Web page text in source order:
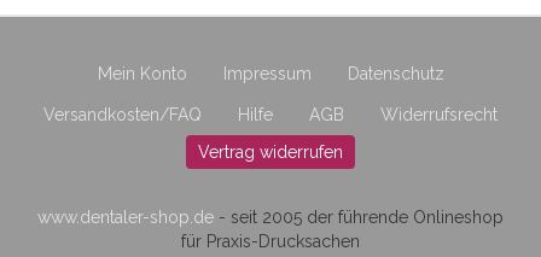
Mein Konto Impressum Datenschutz
Versandkosten/FAQ Hilfe AGB
Widerrufsrecht
Vertrag widerrufen
www.dentaler-shop.de - seit 2005 der führende Onlineshop
für Praxis-Drucksachen